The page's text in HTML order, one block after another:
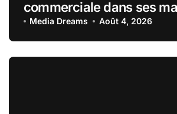
commerciale dans ses
stratégiques
Media Dreams Août 4, 2026